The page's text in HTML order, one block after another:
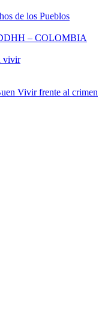
de los Pueblos
– COLOMBIA
vivir
Vivir frente al crimen